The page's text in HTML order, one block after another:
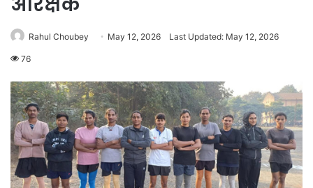
Rahul Choubey May 12, 2026 Last Updated: May 12, 2026
76